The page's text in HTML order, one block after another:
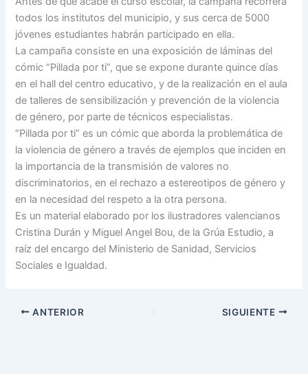
todos los institutos del municipio, y sus cerca de 5000
jóvenes estudiantes habrán participado en ella.
La campaña consiste en una exposición de láminas del
cómic “Pillada por ti”, que se expone durante quince días
en el hall del centro educativo, y de la realización en el aula
de talleres de sensibilización y prevención de la violencia
de género, por parte de técnicos especialistas.
“Pillada por ti” es un cómic que aborda la problemática de
la violencia de género a través de ejemplos que inciden en
la importancia de la transmisión de valores no
discriminatorios, en el rechazo a estereotipos de género y
en la necesidad del respeto a la otra persona.
Es un material elaborado por los ilustradores valencianos
Cristina Durán y Miguel Angel Bou, de la Grúa Estudio, a
raíz del encargo del Ministerio de Sanidad, Servicios
Sociales e Igualdad.
ANTERIOR SIGUIENTE